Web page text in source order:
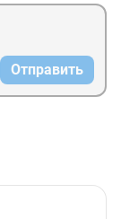
Отправить